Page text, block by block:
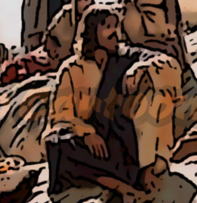
I primi cinque sabati del mese
Novena al Volto Santo
Via Crucis
Richieste di preghiera
Testimonianze